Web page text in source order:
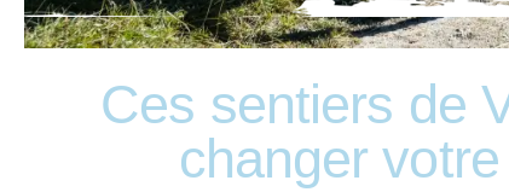
Ces sentiers de
changer